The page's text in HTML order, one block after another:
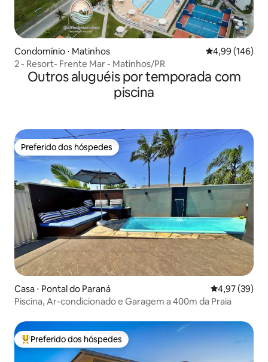
Condomínio ⋅ Matinhos 4,99 de uma
4,99 (146)
2 - Resort- Frente Mar - Matinhos/PR
Outros aluguéis por temporada com
piscina
Preferido dos hóspedes
Preferido dos hóspedes
Casa ⋅ Pontal do Paraná 4,97 de uma
4,97 (39)
Piscina, Ar-condicionado e Garagem a 400m da Praia
Entre os melhores preferidos dos hóspedes
Preferido dos hóspedes